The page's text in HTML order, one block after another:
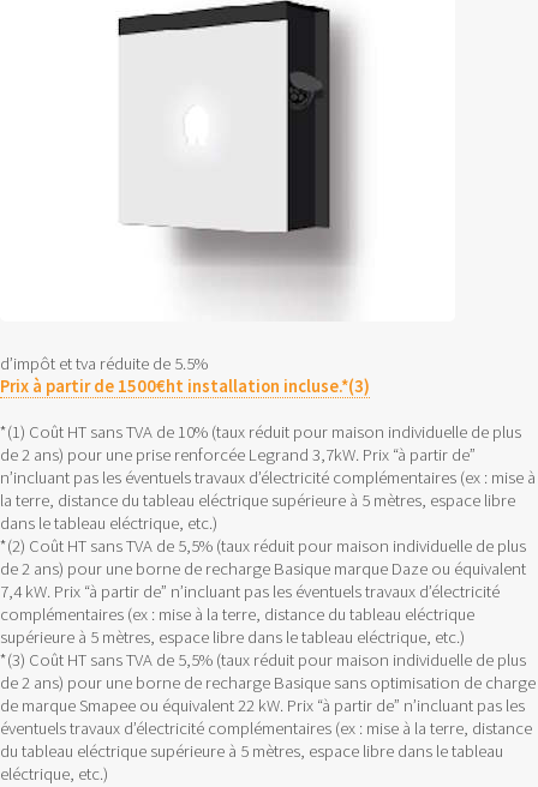
d’impôt et tva réduite de 5.5%
Prix à partir de 1500€ht installation incluse.*(3)
*(1) Coût HT sans TVA de 10% (taux réduit pour maison individuelle de plus
de 2 ans) pour une prise renforcée Legrand 3,7kW. Prix “à partir de”
n’incluant pas les éventuels travaux d’électricité complémentaires (ex : mise à
la terre, distance du tableau eléctrique supérieure à 5 mètres, espace libre
dans le tableau eléctrique, etc.)
*(2) Coût HT sans TVA de 5,5% (taux réduit pour maison individuelle de plus
de 2 ans) pour une borne de recharge Basique marque Daze ou équivalent
7,4 kW. Prix “à partir de” n’incluant pas les éventuels travaux d’électricité
complémentaires (ex : mise à la terre, distance du tableau eléctrique
supérieure à 5 mètres, espace libre dans le tableau eléctrique, etc.)
*(3) Coût HT sans TVA de 5,5% (taux réduit pour maison individuelle de plus
de 2 ans) pour une borne de recharge Basique sans optimisation de charge
de marque Smapee ou équivalent 22 kW. Prix “à partir de” n’incluant pas les
éventuels travaux d’électricité complémentaires (ex : mise à la terre, distance
du tableau eléctrique supérieure à 5 mètres, espace libre dans le tableau
eléctrique, etc.)